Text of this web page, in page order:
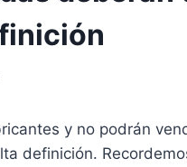
y no podrán
definición.